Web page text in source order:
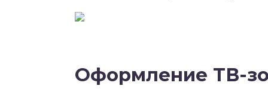
Оформление ТВ-